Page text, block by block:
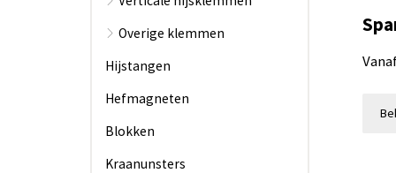
Overige klemmen
Hijstangen
Hefmagneten
Blokken
Kraanunsters
2